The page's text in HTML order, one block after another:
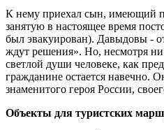
К нему приехал сын, имеющий
занятую в настоящее время
был эвакуирован). Давыдовы -
ждут решения». Но, несмотря
светлой души человеке, как
гражданине остается навечно.
знаменитого героя России,
Объекты для туристских